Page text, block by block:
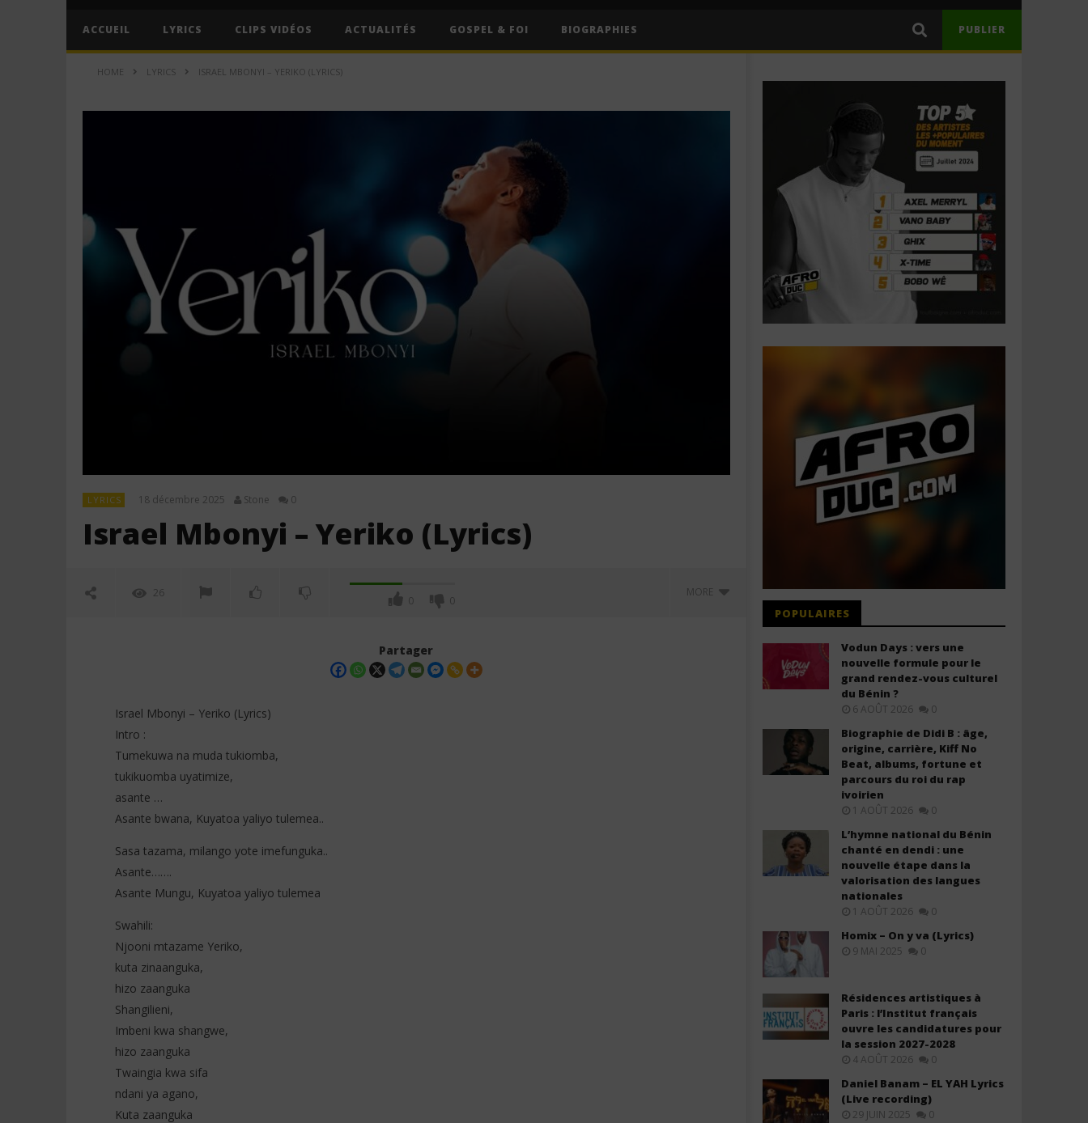
ACCUEIL LYRICS CLIPS VIDÉOS ACTUALITÉS GOSPEL & FOI BIOGRAPHIES PUBLIER
HOME LYRICS ISRAEL MBONYI – YERIKO (LYRICS)
LYRICS 18 décembre 2025 Stone 0
Israel Mbonyi – Yeriko (Lyrics)
26
0 0
MORE
Israel Mbonyi – Yeriko (Lyrics)
2025
Stone
(Lyrics / Paroles)
décembre
2025
Faveur Mukoko feat Morijah - Ma
Saison de Gloire (Lyrics +
Translation)
Translation)
18
décembre
Stone
Partager
Israel Mbonyi – Yeriko (Lyrics)
Intro :
Tumekuwa na muda tukiomba,
tukikuomba uyatimize,
asante …
Asante bwana, Kuyatoa yaliyo tulemea..
Sasa tazama, milango yote imefunguka..
Asante…….
Asante Mungu, Kuyatoa yaliyo tulemea
Swahili:
Njooni mtazame Yeriko,
kuta zinaanguka,
hizo zaanguka
Shangilieni,
Imbeni kwa shangwe,
hizo zaanguka
Twaingia kwa sifa
ndani ya agano,
Kuta zaanguka
POPULAIRES
Vodun Days : vers une
nouvelle formule pour le
grand rendez-vous culturel
du Bénin ?
6 AOÛT 2026 0
Biographie de Didi B : âge,
origine, carrière, Kiff No
Beat, albums, fortune et
parcours du roi du rap
ivoirien
1 AOÛT 2026 0
L’hymne national du Bénin
chanté en dendi : une
nouvelle étape dans la
valorisation des langues
nationales
1 AOÛT 2026 0
Homix – On y va (Lyrics)
9 MAI 2025 0
Résidences artistiques à
Paris : l’Institut français
ouvre les candidatures pour
la session 2027-2028
4 AOÛT 2026 0
Daniel Banam – EL YAH Lyrics
(Live recording)
29 JUIN 2025 0